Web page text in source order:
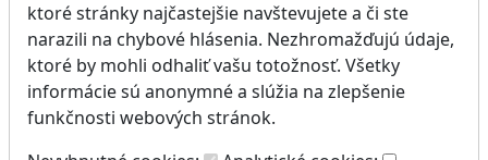
ktoré stránky najčastejšie navštevujete a či ste
narazili na chybové hlásenia. Nezhromažďujú údaje,
ktoré by mohli odhaliť vašu totožnosť. Všetky
informácie sú anonymné a slúžia na zlepšenie
funkčnosti webových stránok.